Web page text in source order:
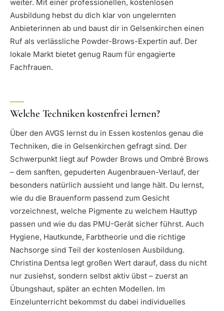
weiter. Mit einer professionellen, kostenlosen
Ausbildung hebst du dich klar von ungelernten
Anbieterinnen ab und baust dir in Gelsenkirchen einen
Ruf als verlässliche Powder-Brows-Expertin auf. Der
lokale Markt bietet genug Raum für engagierte
Fachfrauen.
Welche Techniken kostenfrei lernen?
Über den AVGS lernst du in Essen kostenlos genau die
Techniken, die in Gelsenkirchen gefragt sind. Der
Schwerpunkt liegt auf Powder Brows und Ombré Brows
– dem sanften, gepuderten Augenbrauen-Verlauf, der
besonders natürlich aussieht und lange hält. Du lernst,
wie du die Brauenform passend zum Gesicht
vorzeichnest, welche Pigmente zu welchem Hauttyp
passen und wie du das PMU-Gerät sicher führst. Auch
Hygiene, Hautkunde, Farbtheorie und die richtige
Nachsorge sind Teil der kostenlosen Ausbildung.
Christina Dentsa legt großen Wert darauf, dass du nicht
nur zusiehst, sondern selbst aktiv übst – zuerst an
Übungshaut, später an echten Modellen. Im
Einzelunterricht bekommst du dabei individuelles